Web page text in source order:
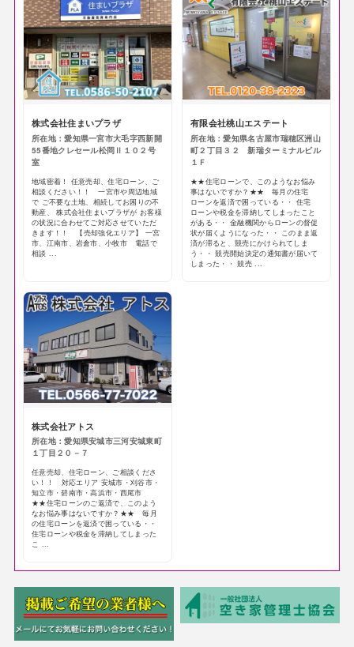
株式会社住まいプラザ
所在地：愛知県一宮市大毛字西新開
55番地クレセール松岡Ⅱ１０２号
室
地域密着！ 任意売却、住宅ローン、ご
相談ください！！ 一宮市や周辺地域
で ご不要な土地、相続してお困りの不
動産、 株式会社住まいプラザが お客様
の状況に合わせてご対応させていただ
きます！！ 【売却強化エリア】 一宮
市、江南市、岩倉市、小牧市 電話で
相談 ...
有限会社桃山エステート
所在地：愛知県名古屋市瑞穂区洲山
町２丁目３２ 新瑞ターミナルビル
１Ｆ
★★住宅ローンで、このようなお悩み
事はないですか？★★ 毎月の住宅
ローンを返済で困っている・・ 住宅
ローンや税金を滞納してしまったこと
がある・・ 金融機関からローンの督促
状が届くようになった・・ このまま返
済が滞ると、競売にかけられてしま
う・・ 競売開始決定の通知書が届いて
しまった・・ 競売 ...
株式会社アトス
所在地：愛知県安城市三河安城東町
１丁目２０－７
任意売却、住宅ローン、ご相談くださ
い！！ 対応エリア 安城市・刈谷市・
知立市・碧南市・高浜市・西尾市
★★住宅ローンのご返済で、このよう
なお悩み事はないですか？★★ 毎月
の住宅ローンを返済で困っている・・
住宅ローンや税金を滞納してしまった
こ ...